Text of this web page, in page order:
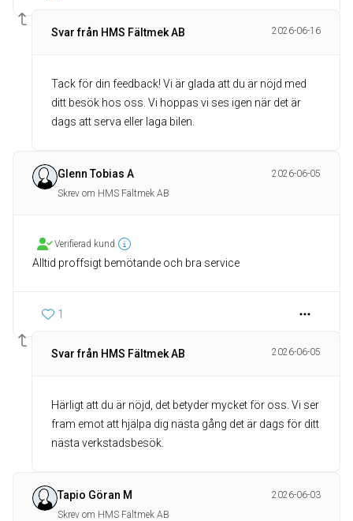
Svar från HMS Fältmek AB 2026-06-16
Tack för din feedback! Vi är glada att du är nöjd med
ditt besök hos oss. Vi hoppas vi ses igen när det är
dags att serva eller laga bilen.
Glenn Tobias A
2026-06-05
Skrev om HMS Fältmek AB
Verifierad kund
Alltid proffsigt bemötande och bra service
1
Svar från HMS Fältmek AB 2026-06-05
Härligt att du är nöjd, det betyder mycket för oss. Vi ser
fram emot att hjälpa dig nästa gång det är dags för ditt
nästa verkstadsbesök.
Tapio Göran M
2026-06-03
Skrev om HMS Fältmek AB